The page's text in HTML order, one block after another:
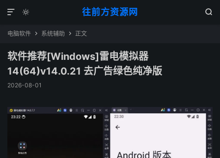
往前方资源网
 

电脑软件  系统辅助  正文
软件推荐[Windows]雷电模拟器
14(64)v14.0.21 去广告绿色纯净版
2026-08-01